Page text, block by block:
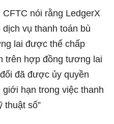
nói rằng LedgerX
vụ thanh toán bù
lai được thế chấp
trên hợp đồng tương lai
đã được ủy quyền
hạn trong việc thanh
thuật số”